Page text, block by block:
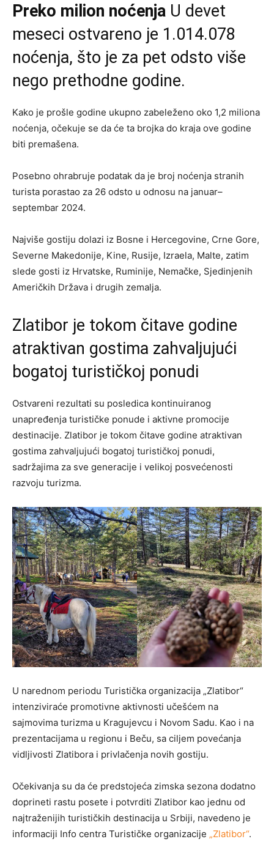
Preko milion noćenja U devet
meseci ostvareno je 1.014.078
noćenja, što je za pet odsto više
nego prethodne godine.
Kako je prošle godine ukupno zabeleženo oko 1,2 miliona
noćenja, očekuje se da će ta brojka do kraja ove godine
biti premašena.
Posebno ohrabruje podatak da je broj noćenja stranih
turista porastao za 26 odsto u odnosu na januar–
septembar 2024.
Najviše gostiju dolazi iz Bosne i Hercegovine, Crne Gore,
Severne Makedonije, Kine, Rusije, Izraela, Malte, zatim
slede gosti iz Hrvatske, Ruminije, Nemačke, Sjedinjenih
Američkih Država i drugih zemalja.
Zlatibor je tokom čitave godine
atraktivan gostima zahvaljujući
bogatoj turističkoj ponudi
Ostvareni rezultati su posledica kontinuiranog
unapređenja turističke ponude i aktivne promocije
destinacije. Zlatibor je tokom čitave godine atraktivan
gostima zahvaljujući bogatoj turističkoj ponudi,
sadržajima za sve generacije i velikoj posvećenosti
razvoju turizma.
U narednom periodu Turistička organizacija „Zlatibor“
intenziviraće promotivne aktivnosti učešćem na
sajmovima turizma u Kragujevcu i Novom Sadu. Kao i na
prezentacijama u regionu i Beču, sa ciljem povećanja
vidljivosti Zlatibora i privlačenja novih gostiju.
Očekivanja su da će predstojeća zimska sezona dodatno
doprineti rastu posete i potvrditi Zlatibor kao jednu od
najtraženijih turističkih destinacija u Srbiji, navedeno je
informaciji Info centra Turističke organizacije „Zlatibor“.